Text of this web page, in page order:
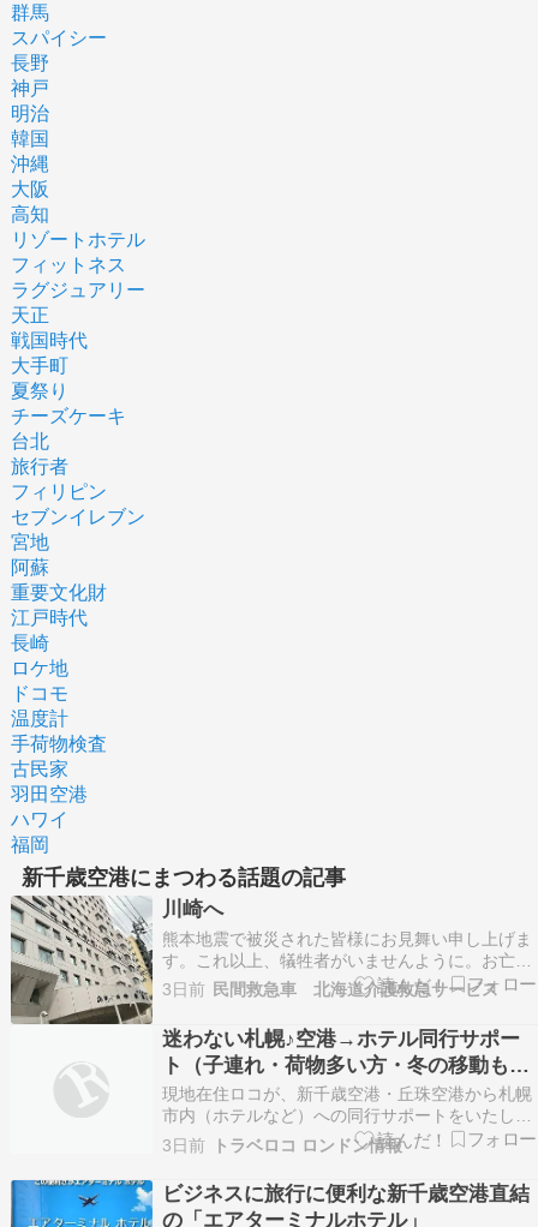
群馬
スパイシー
長野
神戸
明治
韓国
沖縄
大阪
高知
リゾートホテル
フィットネス
ラグジュアリー
天正
戦国時代
大手町
夏祭り
チーズケーキ
台北
旅行者
フィリピン
セブンイレブン
宮地
阿蘇
重要文化財
江戸時代
長崎
ロケ地
ドコモ
温度計
手荷物検査
古民家
羽田空港
ハワイ
福岡
新千歳空港にまつわる話題の記事
川崎へ
熊本地震で被災された皆様にお見舞い申し上げま
す。これ以上、犠牲者がいませんように。お亡く
なりになった方々のご冥福をお祈り致します。さ
て、この日の出発病院。明るいけど家出たのがこ
の時間。札幌の病院出発なのに、川崎の病院に11
時まで来いってさ。無理なら、どこかに一泊して
でも来て下さ…
3日前 民間救急車 北海道介護救急サービス
迷わない札幌♪空港→ホテル同行サポー
ト（子連れ・荷物多い方・冬の移動も安
心）
現地在住ロコが、新千歳空港・丘珠空港から札幌
市内（ホテルなど）への同行サポートをいたしま
す。 はじめての札幌や、慣れない土地での移動に
不安がある方も、安心して目的地まで到着できる
よう、やさしく寄り添いながらサポートいたしま
す。お一人おひとりのペースを大切に、無理のな
3日前 トラベロコ ロンドン情報
ビジネスに旅行に便利な新千歳空港直結
の「エアターミナルホテル」